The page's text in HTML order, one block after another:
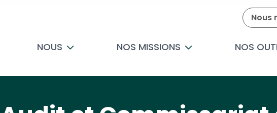
Nous
NOUS NOS MISSIONS NOS